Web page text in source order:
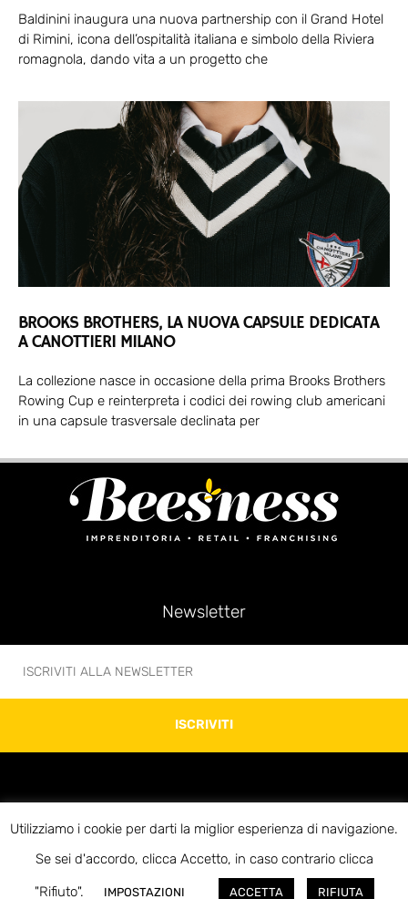
Baldinini inaugura una nuova partnership con il Grand Hotel
di Rimini, icona dell’ospitalità italiana e simbolo della Riviera
romagnola, dando vita a un progetto che
BROOKS BROTHERS, LA NUOVA CAPSULE DEDICATA
A CANOTTIERI MILANO
La collezione nasce in occasione della prima Brooks Brothers
Rowing Cup e reinterpreta i codici dei rowing club americani
in una capsule trasversale declinata per
Newsletter
ISCRIVITI
© 2020 Beesness di Giovanni Bonani – P.IVA 10312920969 – Via Soperga 13 –
Utilizziamo i cookie per darti la miglior esperienza di navigazione.
Se sei d'accordo, clicca Accetto, in caso contrario clicca
"Rifiuto".
IMPOSTAZIONI ACCETTA RIFIUTA